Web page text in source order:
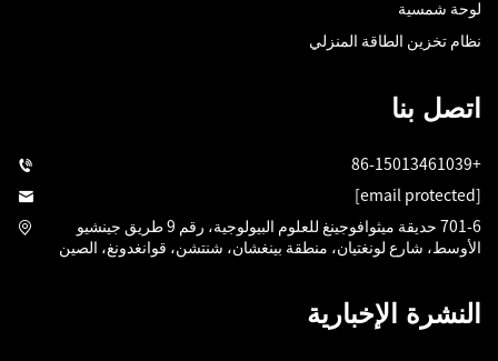
لوحة شمسية
نظام تخزين الطاقة المنزلي
اتصل بنا
+86-15013461039
[email protected]
701-6 حديقة ميثوافوجينغ للعلوم البيولوجية، رقم 9 طريق جينشيو
الأوسط، شارع لونغتيان، منطقة بينغشان، شنتشن، قوانغدونغ، الصين
النشرة الإخبارية